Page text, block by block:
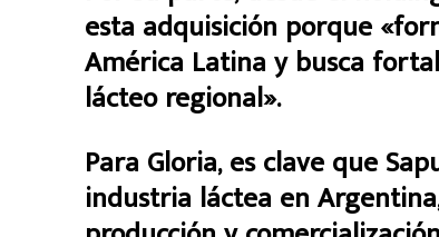
esta adquisición porque
América Latina y busca
lácteo regional».
Para Gloria, es clave que
industria láctea en